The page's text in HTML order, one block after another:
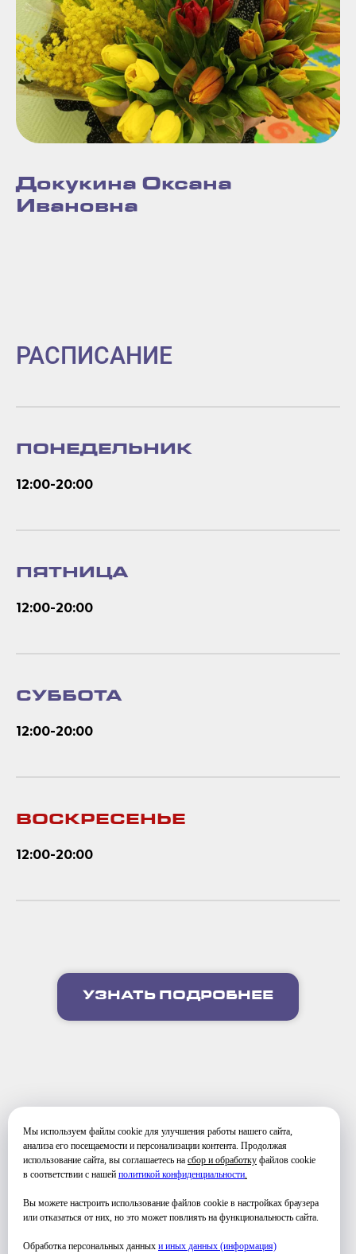
Мы используем файлы cookie для улучшения работы нашего сайта,
анализа его посещаемости и персонализации контента. Продолжая
использование сайта, вы соглашаетесь на сбор и обработку файлов cookie
в соответствии с нашей политикой конфиденциальности.
Вы можете настроить использование файлов cookie в настройках браузера
или отказаться от них, но это может повлиять на функциональность сайта.
Обработка персональных данных и иных данных (информация)
Докукина Оксана
Ивановна
РАСПИСАНИЕ
ПОНЕДЕЛЬНИК
12:00-20:00
ПЯТНИЦА
12:00-20:00
СУББОТА
12:00-20:00
ВОСКРЕСЕНЬЕ
12:00-20:00
УЗНАТЬ ПОДРОБНЕЕ
ФОТО ЗАНЯТИЙ